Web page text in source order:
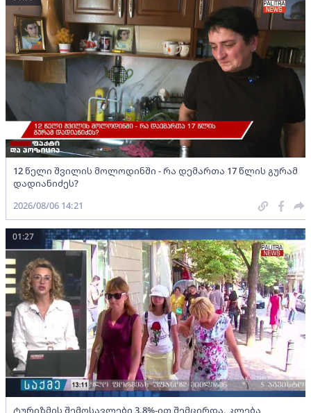
12 წელი შვილის მოლოდინში - რა დემართა 17 წლის გურამ
დადიანიძეს?
2026/08/06 14:21
ტურიზმის შემოსავლები 3.8%-ით შემცირდა, კლება
01:27